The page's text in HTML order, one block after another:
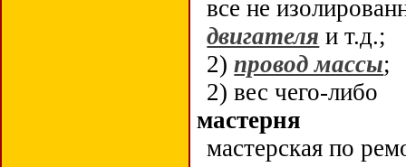
все не
двигателя и т.д.;
2)провод массы;
2) вес чего-либо
мастерня
мастерская по